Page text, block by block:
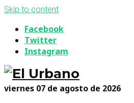
Skip to content
Facebook
Twitter
Instagram
viernes 07 de agosto de 2026